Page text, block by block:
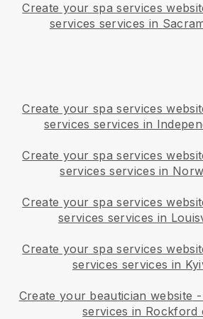
Create your spa services
services services in
Create your spa services
services services in
Create your spa services
services services in
Create your spa services
services services in
Create your spa services
services services in
Create your beautician website -
services in Rockford